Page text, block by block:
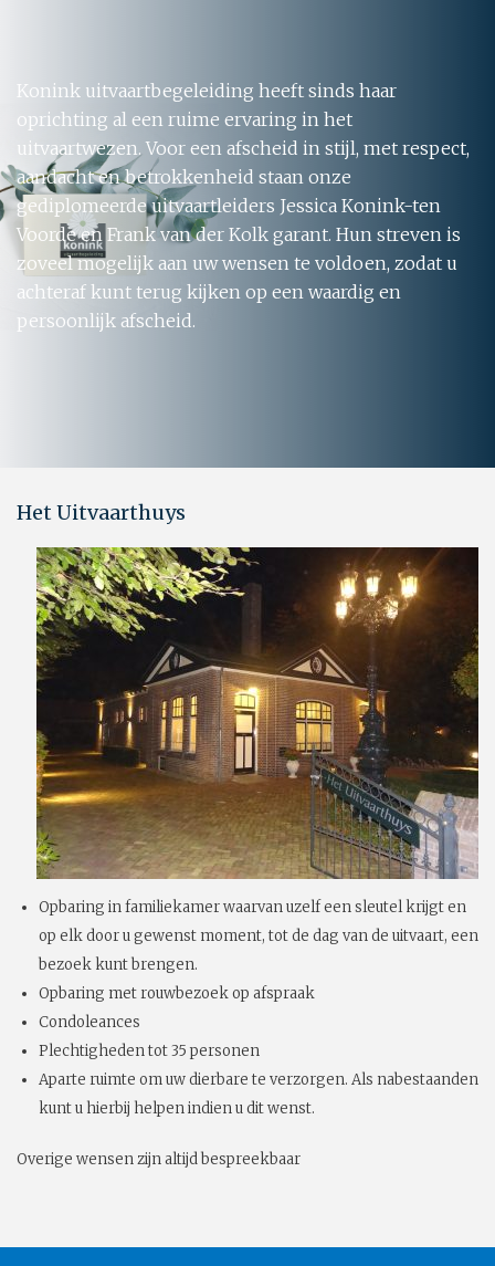
Konink uitvaartbegeleiding heeft sinds haar
oprichting al een ruime ervaring in het
uitvaartwezen. Voor een afscheid in stijl, met respect,
aandacht en betrokkenheid staan onze
gediplomeerde uitvaartleiders Jessica Konink-ten
Voorde en Frank van der Kolk garant. Hun streven is
zoveel mogelijk aan uw wensen te voldoen, zodat u
achteraf kunt terug kijken op een waardig en
persoonlijk afscheid.
Het Uitvaarthuys
Opbaring in familiekamer waarvan uzelf een sleutel krijgt en
op elk door u gewenst moment, tot de dag van de uitvaart, een
bezoek kunt brengen.
Opbaring met rouwbezoek op afspraak
Condoleances
Plechtigheden tot 35 personen
Aparte ruimte om uw dierbare te verzorgen. Als nabestaanden
kunt u hierbij helpen indien u dit wenst.
Overige wensen zijn altijd bespreekbaar